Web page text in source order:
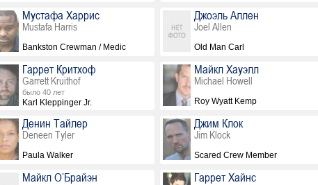
Мустафа Харрис
Mustafa Harris
Bankston Crewman / Medic
Джоэль Аллен
Joel Allen
Old Man Carl
Гаррет Критхоф
Garrett Kruithof
было 40 лет
Karl Kleppinger Jr.
Майкл Хауэлл
Michael Howell
Roy Wyatt Kemp
Денин Тайлер
Deneen Tyler
Paula Walker
Джим Клок
Jim Klock
Scared Crew Member
Майкл О’Брайэн Гаррет Хайнс